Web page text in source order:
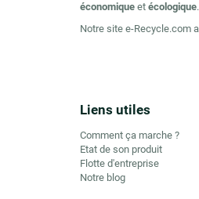
économique et écologique
Notre site e-Recycle.com
Liens utiles
Comment ça marche ?
Etat de son produit
Flotte d'entreprise
Notre blog